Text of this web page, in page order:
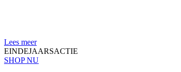
Lees meer
EINDEJAARSACTIE
SHOP NU